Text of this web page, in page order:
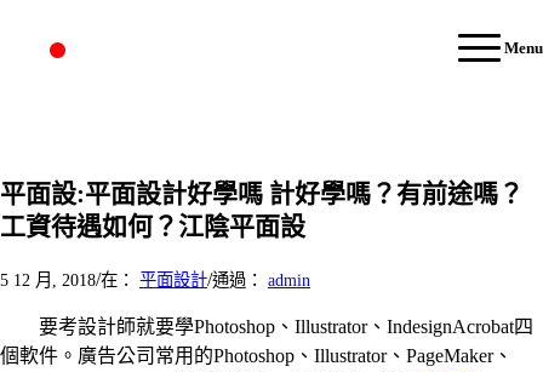
Menu
平面設:平面設計好學嗎 計好學嗎？有前途嗎？
工資待遇如何？江陰平面設
5 12 月, 2018/在： 平面設計/通過： admin
要考設計師就要學Photoshop、Illustrator、IndesignAcrobat四
個軟件。廣告公司常用的Photoshop、Illustrator、PageMaker、